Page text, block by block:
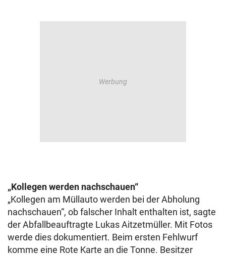
„Kollegen werden nachschauen“
„Kollegen am Müllauto werden bei der Abholung
nachschauen“, ob falscher Inhalt enthalten ist, sagte
der Abfallbeauftragte Lukas Aitzetmüller. Mit Fotos
werde dies dokumentiert. Beim ersten Fehlwurf
komme eine Rote Karte an die Tonne. Besitzer